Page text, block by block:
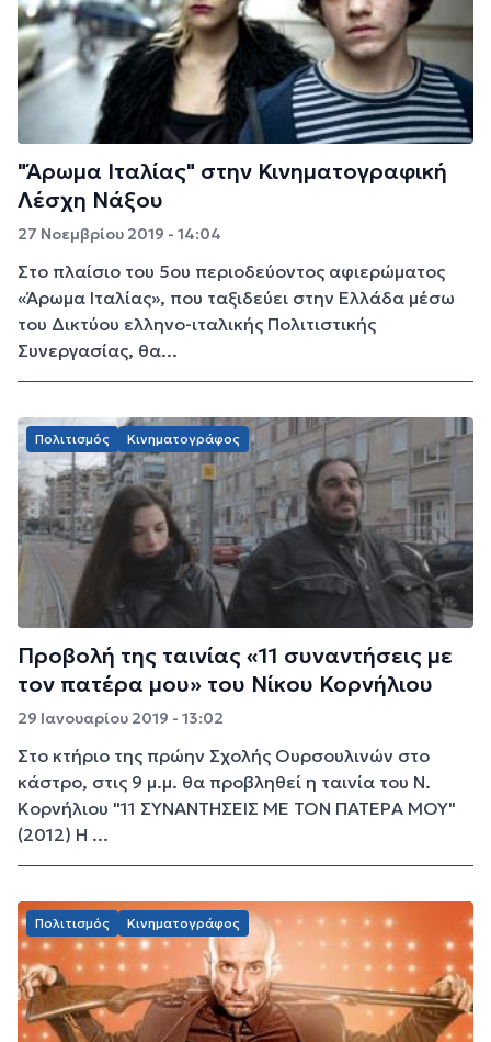
"Άρωμα Ιταλίας" στην Κινηματογραφική
Λέσχη Νάξου
27 Νοεμβρίου 2019 - 14:04
Στο πλαίσιο του 5ου περιοδεύοντος αφιερώματος
«Άρωμα Ιταλίας», που ταξιδεύει στην Ελλάδα μέσω
του Δικτύου ελληνο-ιταλικής Πολιτιστικής
Συνεργασίας, θα...
Πολιτισμός Κινηματογράφος
Προβολή της ταινίας «11 συναντήσεις με
τον πατέρα μου» του Νίκου Κορνήλιου
29 Ιανουαρίου 2019 - 13:02
Στο κτήριο της πρώην Σχολής Ουρσουλινών στο
κάστρο, στις 9 μ.μ. θα προβληθεί η ταινία του Ν.
Κορνήλιου "11 ΣΥΝΑΝΤΗΣΕΙΣ ΜΕ ΤΟΝ ΠΑΤΕΡΑ ΜΟΥ"
(2012) Η ...
Πολιτισμός Κινηματογράφος